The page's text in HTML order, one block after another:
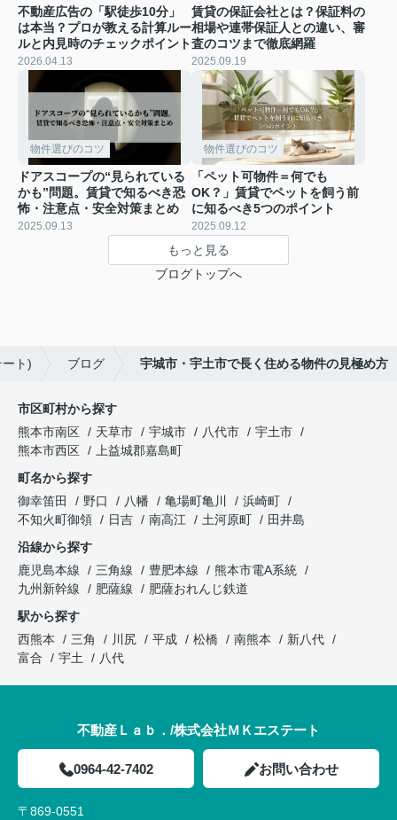
不動産広告の「駅徒歩10分」
は本当？プロが教える計算ルー
ルと内見時のチェックポイント
2026.04.13
賃貸の保証会社とは？保証料の
相場や連帯保証人との違い、審
査のコツまで徹底網羅
2025.09.19
物件選びのコツ
ドアスコープの“見られている
かも”問題。賃貸で知るべき恐
怖・注意点・安全対策まとめ
2025.09.13
物件選びのコツ
「ペット可物件＝何でも
OK？」賃貸でペットを飼う前
に知るべき5つのポイント
2025.09.12
もっと見る
ブログトップへ
ト) ブログ 宇城市・宇土市で長く住める物件の見極め方
市区町村から探す
熊本市南区
天草市 宇城市 八代市
宇土市
熊本市西区
上益城郡嘉島町
町名から探す
御幸笛田
野口 八幡 亀場町亀川
浜崎町
不知火町御領
日吉 南高江 土河原町
田井島
沿線から探す
鹿児島本線
三角線 豊肥本線
熊本市電A系統
九州新幹線
肥薩線
肥薩おれんじ鉄道
駅から探す
西熊本
三角 川尻 平成 松橋 南熊本
新八代
富合
宇土 八代
不動産Ｌａｂ．/株式会社ＭＫエステート
0964-42-7402 お問い合わせ
〒869-0551